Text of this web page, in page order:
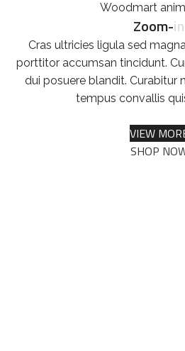
Woodmart
Zoom-in
Cras ultricies ligula sed
porttitor accumsan tincidunt.
dui posuere blandit. Curabitur
tempus convallis
VIEW
SHOP